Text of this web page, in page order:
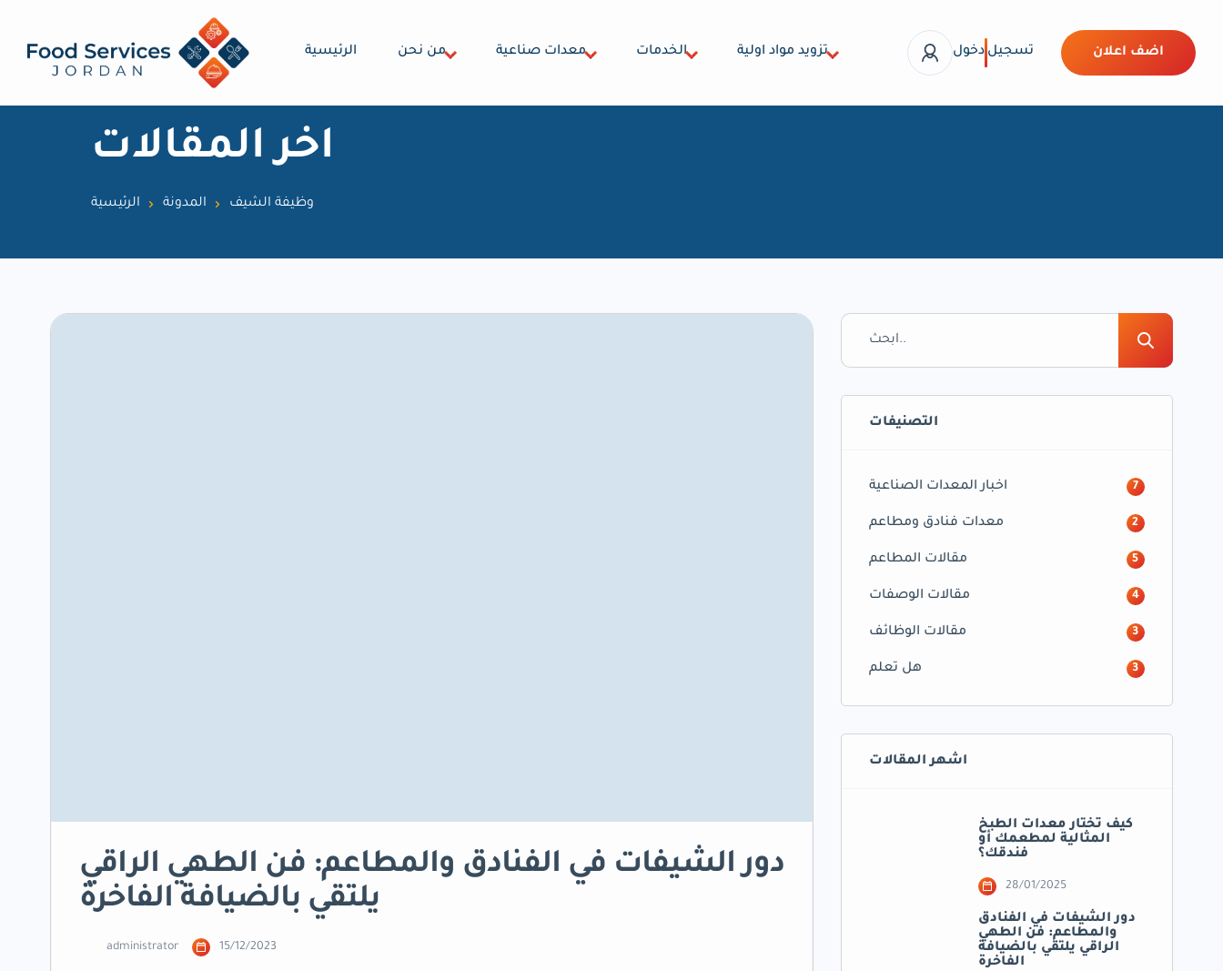
الرئيسية من نحن معدات صناعية الخدمات تزويد مواد اولية دخول تسجيل اضف اعلان
اخر المقالات
الرئيسية المدونة وظيفة الشيف
دور الشيفات في الفنادق والمطاعم: فن الطهي الراقي
يلتقي بالضيافة الفاخرة
administrator 15/12/2023
التصنيفات
اخبار المعدات الصناعية 7
معدات فنادق ومطاعم 2
مقالات المطاعم 5
مقالات الوصفات 4
مقالات الوظائف 3
هل تعلم 3
اشهر المقالات
كيف تختار معدات الطبخ
المثالية لمطعمك أو
فندقك؟
28/01/2025
دور الشيفات في الفنادق
والمطاعم: فن الطهي
الراقي يلتقي بالضيافة
الفاخرة